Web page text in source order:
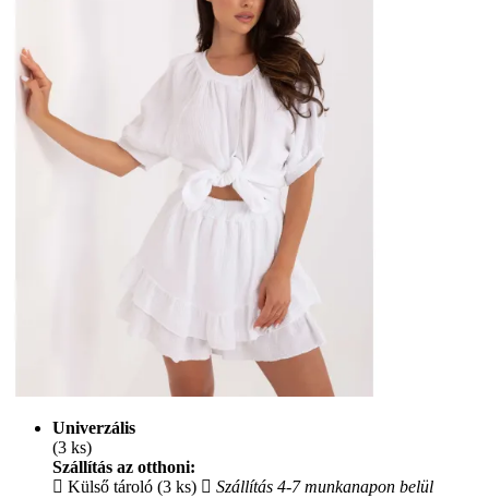
Univerzális
(3 ks)
Szállítás az otthoni:
Külső tároló (3 ks)
Szállítás 4-7 munkanapon belül